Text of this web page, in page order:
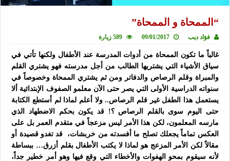
“الممحاة و الممحاة”
فؤاد ديب 09/01/2017 589 زيارة
غالباً ما تكون الممحاة من أدوات المدرسة عند الأطفال ولكنها تأتي في
سياق الأشياء التي يشتريها الطالب من أجل مدرسته فهو يشتري القلم
والمبراة وقلم الرصاص والدفاتر ومن ثم يشتري الممحاة وخصوصاً في
سنواته الدراسية الأولى التي يصر حتى الآن معلمو الصفوف الإبتدائية ألا
يستعمل هذا الطفل غير قلم الرصاص.. ولا أعلم لماذا لم أستطع الكتابة
حتى اليوم سوى بالقلم الرصاص ؟! قد يكون بحكم الاضطهاد الذي
مارسه المعلمون،لكن هذا الأمر ليس مزعجاً في متقدم العمر بل على
العكس تماماً يجعلك تصلح ما أفسدته من خربشات، قد تغدو قصيدة أو
مقالاً لكن الأمر المزعج هو لماذا لا يكتب الأطفال بقلم أزرق… ببساطة
لأنه سيقوم بمحو الهفوات والأخطاء التي وقع فيها وهو أمر خطير جداً،